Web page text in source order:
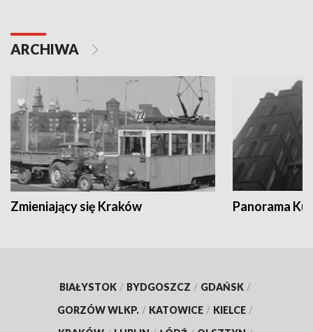
ARCHIWA
Zmieniający się Kraków Panorama
BIAŁYSTOK / BYDGOSZCZ / GDAŃSK /
GORZÓW WLKP. / KATOWICE / KIELCE /